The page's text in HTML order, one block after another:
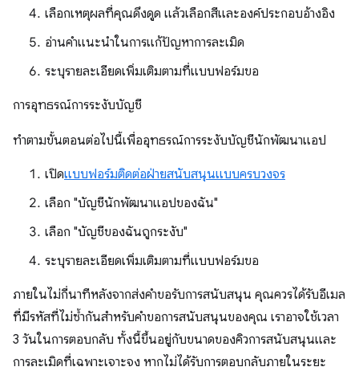
เลือกเหตุผลที่คุณดึงดูด แล้วเลือกสีและองค์ประกอบอ้างอิง
อ่านคำแนะนำในการแก้ปัญหาการละเมิด
ระบุรายละเอียดเพิ่มเติมตามที่แบบฟอร์มขอ
การอุทธรณ์การระงับบัญชี
ทำตามขั้นตอนต่อไปนี้เพื่ออุทธรณ์การระงับบัญชีนักพัฒนาแอป
เปิดแบบฟอร์มติดต่อฝ่ายสนับสนุนแบบครบวงจร
เลือก "บัญชีนักพัฒนาแอปของฉัน"
เลือก "บัญชีของฉันถูกระงับ"
ระบุรายละเอียดเพิ่มเติมตามที่แบบฟอร์มขอ
ภายในไม่กี่นาทีหลังจากส่งคำขอรับการสนับสนุน คุณควรได้รับอีเมล
ที่มีรหัสที่ไม่ซ้ำกันสำหรับคำขอการสนับสนุนของคุณ เราอาจใช้เวลา
3 วันในการตอบกลับ ทั้งนี้ขึ้นอยู่กับขนาดของคิวการสนับสนุนและ
การละเมิดที่เฉพาะเจาะจง หากไม่ได้รับการตอบกลับภายในระยะ